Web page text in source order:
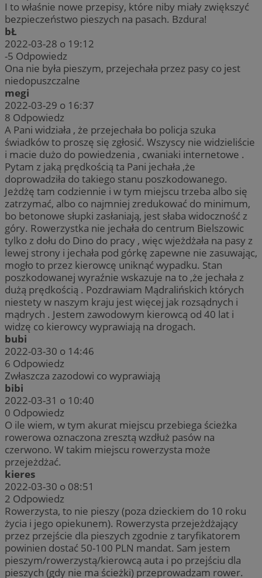
I to właśnie nowe przepisy, które niby miały zwiększyć
bezpieczeństwo pieszych na pasach. Bzdura!
bŁ
2022-03-28 o 19:12
-5 Odpowiedz
Ona nie była pieszym, przejechała przez pasy co jest
niedopuszczalne
megi
2022-03-29 o 16:37
8 Odpowiedz
A Pani widziała , że przejechała bo policja szuka
świadków to proszę się zgłosić. Wszyscy nie widzieliście
i macie dużo do powiedzenia , cwaniaki internetowe .
Pytam z jaką prędkością ta Pani jechała ,że
doprowadziła do takiego stanu poszkodowanego.
Jeżdżę tam codziennie i w tym miejscu trzeba albo się
zatrzymać, albo co najmniej zredukować do minimum,
bo betonowe słupki zasłaniają, jest słaba widoczność z
góry. Rowerzystka nie jechała do centrum Bielszowic
tylko z dołu do Dino do pracy , więc wjeżdżała na pasy z
lewej strony i jechała pod górkę zapewne nie zasuwając,
mogło to przez kierowcę uniknąć wypadku. Stan
poszkodowanej wyraźnie wskazuje na to ,że jechała z
dużą prędkością . Pozdrawiam Mądralińskich których
niestety w naszym kraju jest więcej jak rozsądnych i
mądrych . Jestem zawodowym kierowcą od 40 lat i
widzę co kierowcy wyprawiają na drogach.
bubi
2022-03-30 o 14:46
6 Odpowiedz
Zwłaszcza zazodowi co wyprawiają
bibi
2022-03-31 o 10:40
0 Odpowiedz
O ile wiem, w tym akurat miejscu przebiega ścieżka
rowerowa oznaczona zresztą wzdłuż pasów na
czerwono. W takim miejscu rowerzysta może
przejeżdżać.
kieres
2022-03-30 o 08:51
2 Odpowiedz
Rowerzysta, to nie pieszy (poza dzieckiem do 10 roku
życia i jego opiekunem). Rowerzysta przejeżdżający
przez przejście dla pieszych zgodnie z taryfikatorem
powinien dostać 50-100 PLN mandat. Sam jestem
pieszym/rowerzystą/kierowcą auta i po przejściu dla
pieszych (gdy nie ma ścieżki) przeprowadzam rower.